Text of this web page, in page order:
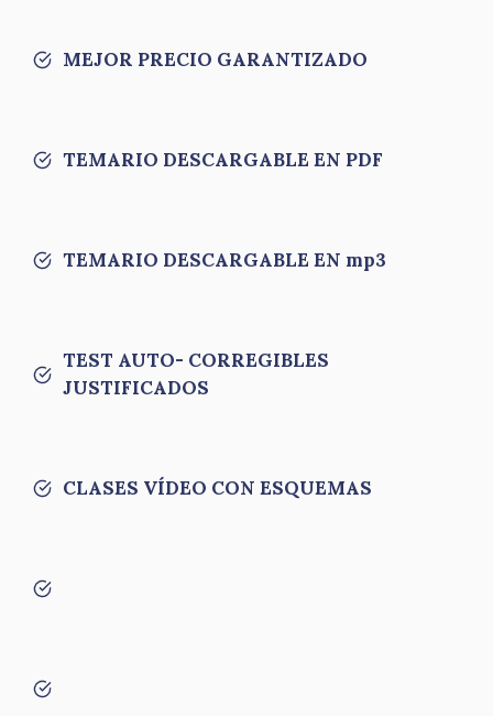
MEJOR PRECIO GARANTIZADO
TEMARIO DESCARGABLE EN PDF
TEMARIO DESCARGABLE EN mp3
TEST AUTO- CORREGIBLES
JUSTIFICADOS
CLASES VÍDEO CON ESQUEMAS